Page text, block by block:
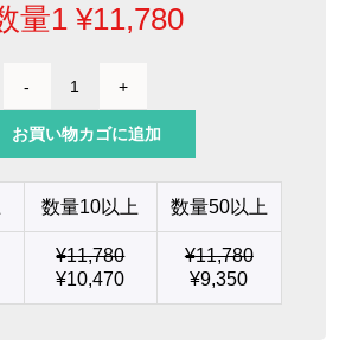
量1 ¥11,780
DIP
品
ー
ト
リ
ッ
ジ
お買い物カゴに追加
数量10以上 数量50以上
¥11,780
¥10,470
¥11,780
¥9,350